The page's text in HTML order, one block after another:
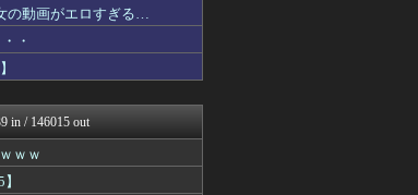
ルファモザイク＠ネ...
MkⅡ
んねる
NEWS
ツ・声優 | ラブ...
ぷ速報
(^-^)ぶろぐ
！
の動画がエロすぎる…
・
in / 146015 out
ｗｗ